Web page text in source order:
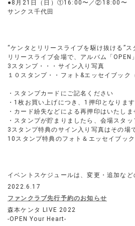
●8月21日（日）①16:00〜／②18:00〜
サンクス千代田
“ケンタとリリースライブを駆け抜ける”ス
リリースライブ会場で、アルバム「
3スタンプ・・・サイン入り写真
１０スタンプ・・フォト&エッセイブック
・スタンプカードにご記名ください
・1枚お買い上げにつき、1押印となります
・カード紛失などによる再押印はいたしま
・スタンプが貯まりましたら、会場スタッ
3スタンプ特典のサイン入り写真はその場
10スタンプ特典のフォト＆エッセイブッ
イベントスケジュールは、変更・追加な
2022.6.17
ファンクラブ先行予約のお知らせ
森本ケンタ LIVE 2022
-OPEN Your Heart-